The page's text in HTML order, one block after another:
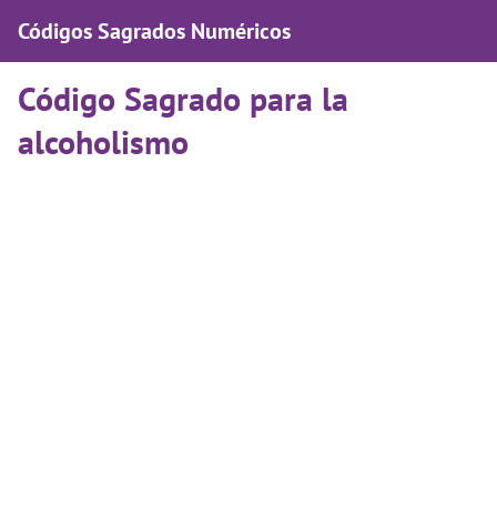
Códigos Sagrados Numéricos
Código Sagrado para la
alcoholismo